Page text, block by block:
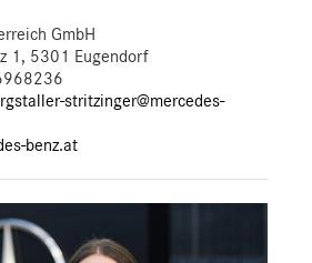
GmbH
1, 5301 Eugendorf
stritzinger@mercedes-
benz.at